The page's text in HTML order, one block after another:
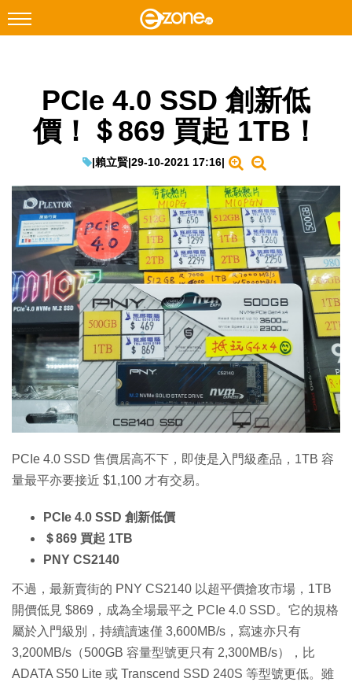
Facebook Instagram
科技焦點
遊戲動漫
教學評測
EduTech
IT Times
生成式AI與雲端應用
Enterprise Digital Transformation
特集
PCIe 4.0 SSD 創新低
價！＄869 買起 1TB！
|賴立賢|29-10-2021 17:16|
PCIe 4.0 SSD 售價居高不下，即使是入門級產品，1TB 容
量最平亦要接近 $1,100 才有交易。
PCIe 4.0 SSD 創新低價
＄869 買起 1TB
PNY CS2140
不過，最新賣街的 PNY CS2140 以超平價搶攻市場，1TB
開價低見 $869，成為全場最平之 PCIe 4.0 SSD。它的規格
屬於入門級別，持續讀速僅 3,600MB/s，寫速亦只有
3,200MB/s（500GB 容量型號更只有 2,300MB/s），比
ADATA S50 Lite 或 Transcend SSD 240S 等型號更低。雖